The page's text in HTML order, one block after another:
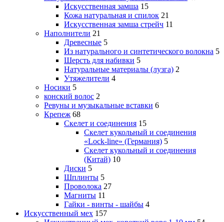
Искусственная замша 15
Кожа натуральная и спилок 21
Искусственная замша стрейч 11
Наполнители 21
Древесные 5
Из натурального и синтетического волокна 5
Шерсть для набивки 5
Натуральные материалы (лузга) 2
Утяжелители 4
Носики 5
конский волос 2
Ревуны и музыкальные вставки 6
Крепеж 68
Скелет и соединения 15
Скелет кукольный и соединения
«Lock-line» (Германия) 5
Скелет кукольный и соединения
(Китай) 10
Диски 5
Шплинты 5
Проволока 27
Магниты 11
Гайки - винты - шайбы 4
Искусственный мех 157